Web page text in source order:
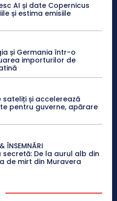
AI și date Copernicus
și estima emisiile
și Germania într-o
importurilor de
sateliți și accelerează
pentru guverne, apărare
ÎNSEMNĂRI
secretă: De la aurul alb din
de mirt din Muravera